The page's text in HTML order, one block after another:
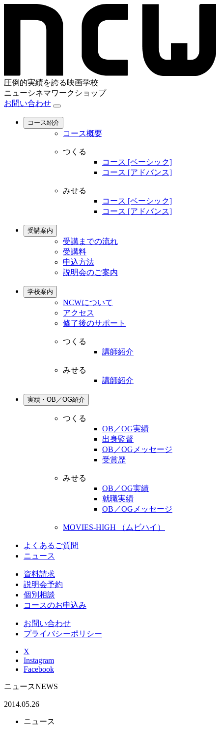
圧倒的実績を誇る映画学校
ニューシネマワークショップ
お問い合わせ
コース紹介
コース概要
つくる
コース [ベーシック]
コース [アドバンス]
みせる
コース [ベーシック]
コース [アドバンス]
受講案内
受講までの流れ
受講料
申込方法
説明会のご案内
学校案内
NCWについて
アクセス
修了後のサポート
つくる
講師紹介
みせる
講師紹介
実績・OB／OG紹介
つくる
OB／OG実績
出身監督
OB／OGメッセージ
受賞歴
みせる
OB／OG実績
就職実績
OB／OGメッセージ
MOVIES-HIGH （ムビハイ）
よくあるご質問
ニュース
資料請求
説明会予約
個別相談
コースのお申込み
お問い合わせ
プライバシーポリシー
X
Instagram
Facebook
ニュースNEWS
2014.05.26
ニュース